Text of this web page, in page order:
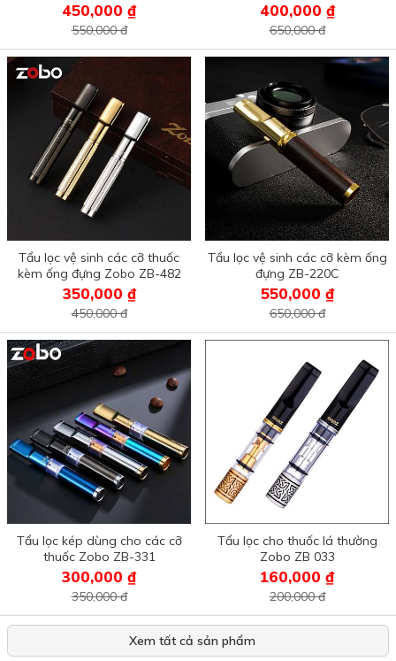
450,000 ₫
550,000 đ
400,000 ₫
650,000 đ
Tẩu lọc vệ sinh các cỡ thuốc
kèm ống đựng Zobo ZB-482
350,000 ₫
450,000 đ
Tẩu lọc vệ sinh các cỡ kèm ống
đựng ZB-220C
550,000 ₫
650,000 đ
Tẩu lọc kép dùng cho các cỡ
thuốc Zobo ZB-331
300,000 ₫
350,000 đ
Tẩu lọc cho thuốc lá thường
Zobo ZB 033
160,000 ₫
200,000 đ
Xem tất cả sản phẩm